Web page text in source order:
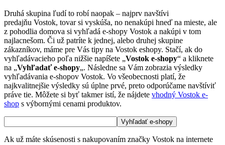
Druhá skupina ľudí to robí naopak – najprv navštívi
predajňu Vostok, tovar si vyskúša, no nenakúpi hneď na mieste, ale
z pohodlia domova si vyhľadá e-shopy Vostok a nakúpi v tom
najlacnešom. Či už patríte k jednej, alebo druhej skupine
zákazníkov, máme pre Vás tipy na Vostok eshopy. Stačí, ak do
vyhľadávacieho poľa nižšie napíšete „Vostok e-shopy“ a kliknete
na „Vyhľadať e-shopy„. Následne sa Vám zobrazia výsledky
vyhľadávania e-shopov Vostok. Vo všeobecnosti platí, že
najkvalitnejšie výsledky sú úplne prvé, preto odporúčame navštíviť
práve tie. Môžete si byť takmer istí, že nájdete vhodný Vostok e-
shop s výbornými cenami produktov.
Ak už máte skúsenosti s nakupovaním značky Vostok na internete